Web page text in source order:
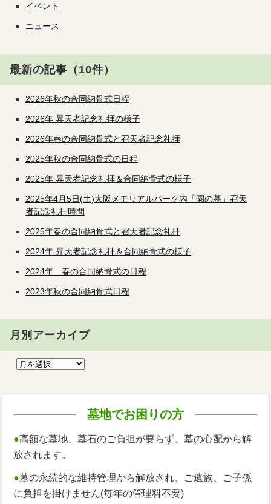
イベント
ニュース
最新の記事（10件）
2026年秋の合同納骨式日程
2026年 昇天者記念礼拝の様子
2026年春の合同納骨式と召天者記念礼拝
2025年秋の合同納骨式の日程
2025年 昇天者記念礼拝＆合同納骨式の様子
2025年4月5日(土)大阪メモリアルパーク内「園の墓」召天
者記念礼拝時間
2025年春の合同納骨式と召天者記念礼拝
2024年 昇天者記念礼拝＆合同納骨式の様子
2024年 春の合同納骨式の日程
2023年秋の合同納骨式日程
月別アーカイブ
墓地でお困りの方
●高額な墓地、墓石のご負担が要らず、墓の心配から解
放されます。
●墓の永続的な維持管理から解放され、ご遺族、ご子孫
に負担を掛けません(毎年の管理料不要)